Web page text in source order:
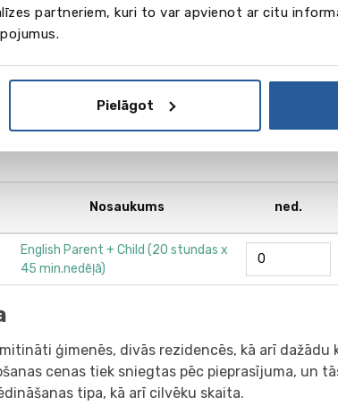
partneriem, kuri to var apvienot ar citu
Pielāgot
eiro (EUR)
sīkāku informāciju par doto mācību
kursa nosaukuma.
interesējošo kursu un norādiet mācību
cena nedēļā (2026. g.) Kursiem ar fiksētu
cena par kursu, tāpēc ailītē NED. norādiet
Nosaukums ned.
English Parent + Child (20 stundas х
45 min.nedēļā)
ģimenēs, divās rezidencēs, kā arī dažādu
cenas tiek sniegtas pēc pieprasījuma, un
tipa, kā arī cilvēku skaita.